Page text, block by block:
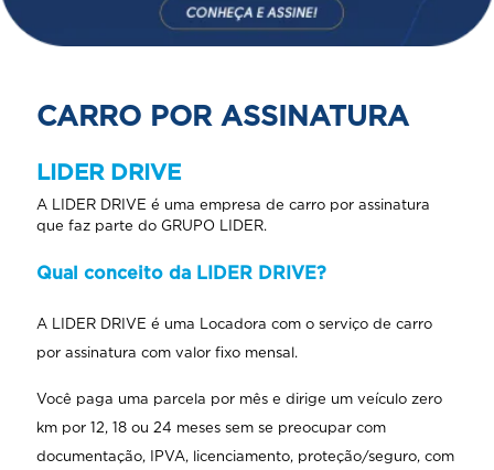
CARRO POR ASSINATURA
LIDER DRIVE
A LIDER DRIVE é uma empresa de carro por assinatura
que faz parte do GRUPO LIDER.
Qual conceito da LIDER DRIVE?
A LIDER DRIVE é uma Locadora com o serviço de carro
por assinatura com valor fixo mensal.
Você paga uma parcela por mês e dirige um veículo zero
km por 12, 18 ou 24 meses sem se preocupar com
documentação, IPVA, licenciamento, proteção/seguro, com